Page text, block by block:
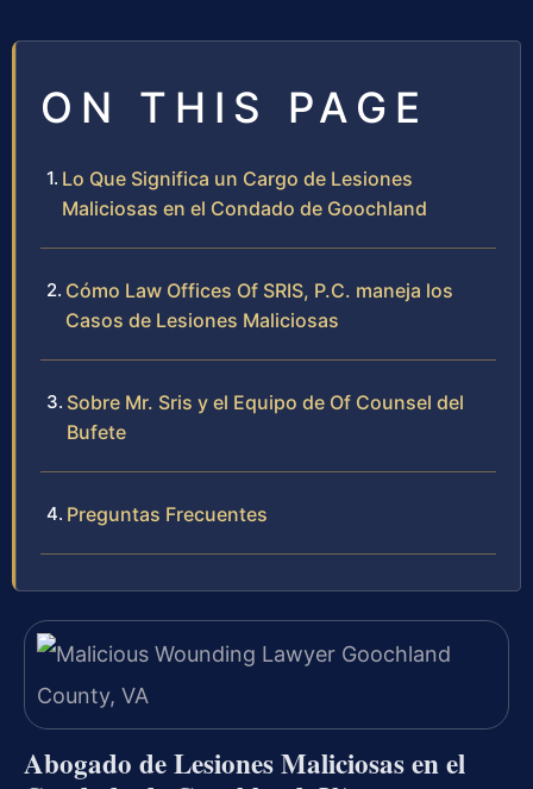
ON THIS PAGE
Lo Que Significa un Cargo de Lesiones
Maliciosas en el Condado de Goochland
Cómo Law Offices Of SRIS, P.C. maneja los
Casos de Lesiones Maliciosas
Sobre Mr. Sris y el Equipo de Of Counsel del
Bufete
Preguntas Frecuentes
Abogado de Lesiones Maliciosas en el